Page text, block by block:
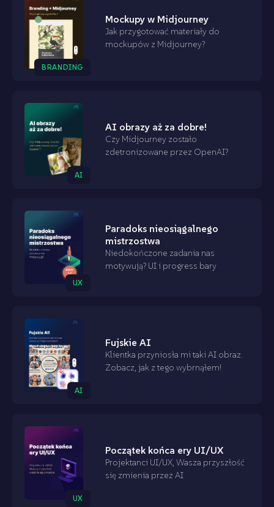
BRANDING
Mockupy w Midjourney
Jak przygotować materiały do
mockupów z Midjourney?
AI
AI obrazy aż za dobre!
Czy Midjourney zostało
zdetronizowane przez OpenAI?
UX
Paradoks nieosiągalnego
mistrzostwa
Niedokończone zadania nas
motywują? UI i progress bary
AI
Fujskie AI
Klientka przyniosła mi taki AI obraz.
Zobacz, jak z tego wybrnąłem!
UX
Początek końca ery UI/UX
Projektanci UI/UX, Wasza przyszłość
się zmienia przez AI